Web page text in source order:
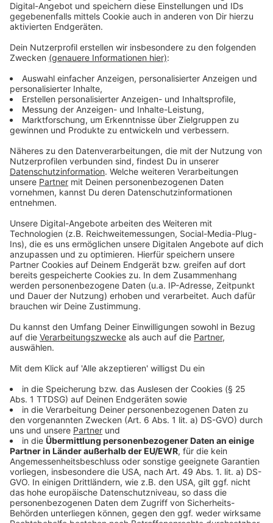
Nathanael Liminski, NRW Minister für Bundes- und
Europaangelegenheiten und Chef der
Beitritts der Ukraine und diskutierte dann darüber mit
Das akademische Netzwerk "Ukrainian Studies in
Münster“ ist der fächerübergreifende
Zusammenschluss der Ukraine-Forschung an Münsters
Universität. Die Vorsitzende des Vereins für
Ukrainische Sprache und Kultur Mariya Sharko sagt:
Russlands Krieg ist ein Frontalangriff auf die
Demokratie, auf das Völkerrecht und die
nicht einfach zuschauen, wie diese Werte mit
Füßen getreten werden.
Anzeige
Erste Aktionen anlässlich des Jahrestages
waren bereits am Freitag
Am Freitagabend hatte die Stadt bereits alle
Bürger:innen, die sich solidarisch mit der Ukraine zeigen
wollten, zu einer Veranstaltung im Festsaal des
Rathauses eingeladen. Bei der Veranstaltung gab es
eine Videobotschaft von Iryna Shum, der
Generalkonsulin der Ukraine mit Sitz in Düsseldorf.
Außerdem schilderte Serhii Morhunov, der
Bürgermeister von Münsters ukrainischer
Solidaritätspartnerstadt Winnyzja, per Video die Lage